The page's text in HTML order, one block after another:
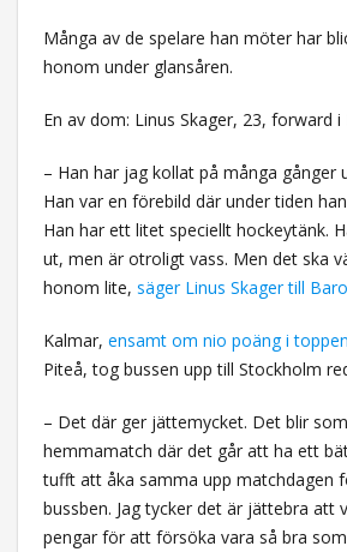
Många av de spelare han möter har
honom under glansåren.
En av dom: Linus Skager, 23, forward i
– Han har jag kollat på många gånger
Han var en förebild där under tiden
Han har ett litet speciellt hockeytänk.
ut, men är otroligt vass. Men det ska
honom lite, säger Linus Skager till
Kalmar, ensamt om nio poäng i toppen
Piteå, tog bussen upp till Stockholm
– Det där ger jättemycket. Det blir
hemmamatch där det går att ha ett
tufft att åka samma upp matchdagen
bussben. Jag tycker det är jättebra att
pengar för att försöka vara så bra